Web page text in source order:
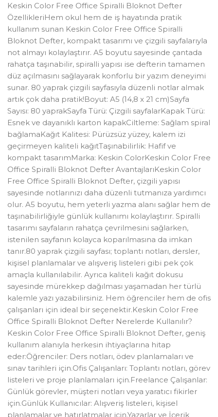
Keskin Color Free Office Spiralli Bloknot Defter
ÖzellikleriHem okul hem de iş hayatında pratik
kullanım sunan Keskin Color Free Office Spiralli
Bloknot Defter, kompakt tasarımı ve çizgili sayfalarıyla
not almayı kolaylaştırır. A5 boyutu sayesinde çantada
rahatça taşınabilir, spiralli yapısı ise defterin tamamen
düz açılmasını sağlayarak konforlu bir yazım deneyimi
sunar. 80 yaprak çizgili sayfasıyla düzenli notlar almak
artık çok daha pratik!Boyut: A5 (14,8 x 21 cm)Sayfa
Sayısı: 80 yaprakSayfa Türü: Çizgili sayfalarKapak Türü:
Esnek ve dayanıklı karton kapakCiltleme: Sağlam spiral
bağlamaKağıt Kalitesi: Pürüzsüz yüzey, kalem izi
geçirmeyen kaliteli kağıtTaşınabilirlik: Hafif ve
kompakt tasarımMarka: Keskin ColorKeskin Color Free
Office Spiralli Bloknot Defter AvantajlarıKeskin Color
Free Office Spiralli Bloknot Defter, çizgili yapısı
sayesinde notlarınızı daha düzenli tutmanıza yardımcı
olur. A5 boyutu, hem yeterli yazma alanı sağlar hem de
taşınabilirliğiyle günlük kullanımı kolaylaştırır. Spiralli
tasarımı sayfaların rahatça çevrilmesini sağlarken,
istenilen sayfanın kolayca koparılmasına da imkan
tanır.80 yaprak çizgili sayfası; toplantı notları, dersler,
kişisel planlamalar ve alışveriş listeleri gibi pek çok
amaçla kullanılabilir. Ayrıca kaliteli kağıt dokusu
sayesinde mürekkep dağılması yaşamadan her türlü
kalemle yazı yazabilirsiniz. Hem öğrenciler hem de ofis
çalışanları için ideal bir seçenektir.Keskin Color Free
Office Spiralli Bloknot Defter Nerelerde Kullanılır?
Keskin Color Free Office Spiralli Bloknot Defter, geniş
kullanım alanıyla herkesin ihtiyaçlarına hitap
eder:Öğrenciler: Ders notları, ödev planlamaları ve
sınav tarihleri için.Ofis Çalışanları: Toplantı notları, görev
listeleri ve proje planlamaları için.Freelance Çalışanlar:
Günlük görevler, müşteri notları veya yaratıcı fikirler
için.Günlük Kullanıcılar: Alışveriş listeleri, kişisel
planlamalar ve hatırlatmalar için.Yazarlar ve İçerik